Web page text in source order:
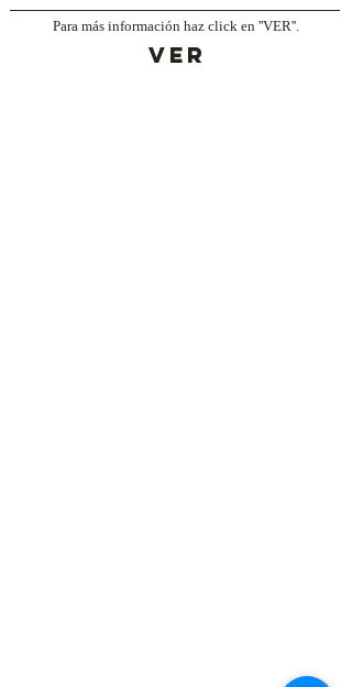
Para más información haz click en ''VER''.
VER